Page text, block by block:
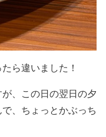
ら違いました！
、この日の翌日の夕
、ちょっとかぶっち